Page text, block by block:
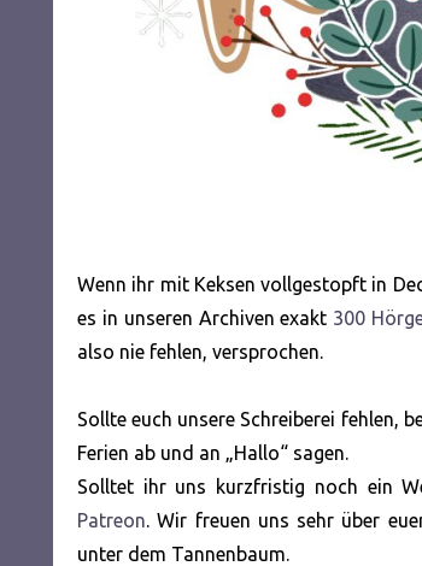
Wenn ihr mit Keksen vollgestopft in
es in unseren Archiven exakt 300
also nie fehlen, versprochen.
Sollte euch unsere Schreiberei fehlen,
Ferien ab und an „Hallo“ sagen.
Solltet ihr uns kurzfristig noch ein
Patreon. Wir freuen uns sehr über
unter dem Tannenbaum.